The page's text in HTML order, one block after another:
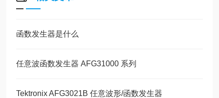
函数发生器是什么
任意波函数发生器 AFG31000 系列
Tektronix AFG3021B 任意波形/函数发生器